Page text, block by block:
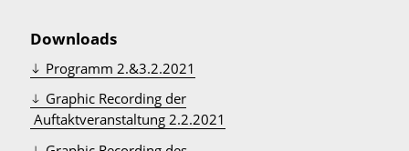
Downloads
Programm 2.&3.2.2021
Graphic Recording der
Auftaktveranstaltung 2.2.2021